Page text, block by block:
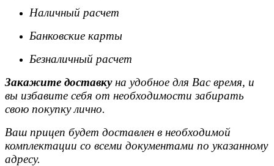
Наличный расчет
Банковские карты
Безналичный расчет
Закажите доставкуна удобное для Вас время, и
вы избавите себя от необходимости забирать
свою покупку лично.
Ваш прицеп будет доставлен в необходимой
комплектации со всеми документами по указанному
адресу.